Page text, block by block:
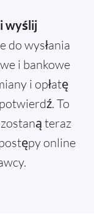
wyślij
do wysłania
i bankowe
i opłatę
To
teraz
online